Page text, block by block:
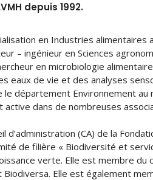
depuis 1992.
en Industries alimentaires
– ingénieur en Sciences
en microbiologie
eaux de vie et des analyses
le département Environnement
dans de nombreuses
d’administration (CA) de la
de filière « Biodiversité et
verte. Elle est membre du
Elle est également